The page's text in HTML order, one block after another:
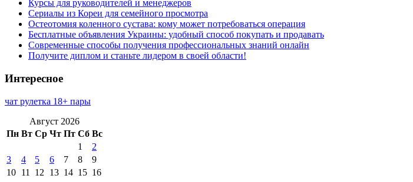
Курсы для руководителей и менеджеров
Сериалы из Кореи для семейного просмотра
Остеотомия коленного сустава: кому может потребоваться операция
Бесплатные объявления Украины: удобный способ покупать и продавать
Современные способы получения профессиональных знаний онлайн
Получите диплом и станьте лидером в своей области!
Интересное
чат рулетка 18+ пары
Август 2026
Пн Вт Ср Чт Пт Сб Вс
1
2
3
4 5 6 7 8
9
10 11 12 13 14 15 16